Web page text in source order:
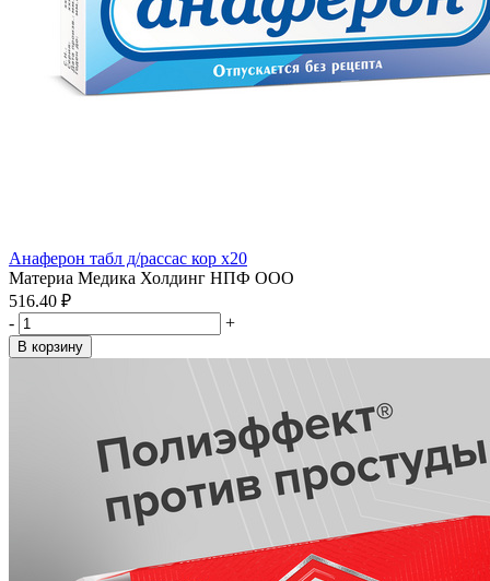
Анаферон табл д/рассас кор x20
Материа Медика Холдинг НПФ ООО
516.40 ₽
-
+
В корзину